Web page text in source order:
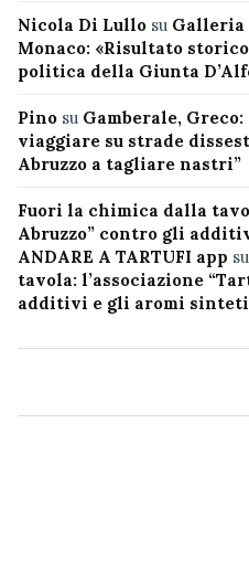
Nicola Di Lullo su Galleria
Monaco: «Risultato
politica della Giunta
Pino su Gamberale,
viaggiare su strade
Abruzzo a tagliare nastri”
Fuori la chimica dalla
Abruzzo” contro gli
ANDARE A TARTUFI app su
tavola: l’associazione
additivi e gli aromi